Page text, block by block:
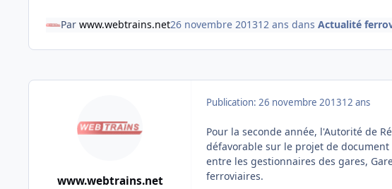
Par www.webtrains.net26 novembre 201312 ans dans Actualité
www.webtrains.net
Publication: 26 novembre 201312 ans
Pour la seconde année, l'Autorité de
défavorable sur le projet de
entre les gestionnaires des gares,
ferroviaires.